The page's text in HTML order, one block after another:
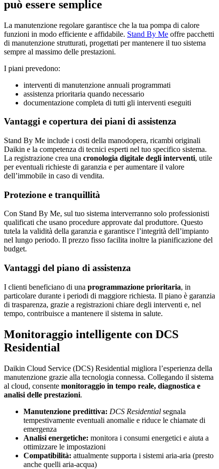
può essere semplice
La manutenzione regolare garantisce che la tua pompa di calore
funzioni in modo efficiente e affidabile. Stand By Me offre pacchetti
di manutenzione strutturati, progettati per mantenere il tuo sistema
sempre al massimo delle prestazioni.
I piani prevedono:
interventi di manutenzione annuali programmati
assistenza prioritaria quando necessario
documentazione completa di tutti gli interventi eseguiti
Vantaggi e copertura dei piani di assistenza
Stand By Me include i costi della manodopera, ricambi originali
Daikin e la competenza di tecnici esperti nel tuo specifico sistema.
La registrazione crea una cronologia digitale degli interventi, utile
per eventuali richieste di garanzia e per aumentare il valore
dell’immobile in caso di vendita.
Protezione e tranquillità
Con Stand By Me, sul tuo sistema interverranno solo professionisti
qualificati che usano procedure approvate dal produttore. Questo
tutela la validità della garanzia e garantisce l’integrità dell’impianto
nel lungo periodo. Il prezzo fisso facilita inoltre la pianificazione del
budget.
Vantaggi del piano di assistenza
I clienti beneficiano di una programmazione prioritaria, in
particolare durante i periodi di maggiore richiesta. Il piano è garanzia
di trasparenza, grazie a registrazioni chiare degli interventi e, nel
tempo, contribuisce a mantenere il sistema in salute.
Monitoraggio intelligente con DCS
Residential
Daikin Cloud Service (DCS) Residential migliora l’esperienza della
manutenzione grazie alla tecnologia connessa. Collegando il sistema
al cloud, consente monitoraggio in tempo reale, diagnostica e
analisi delle prestazioni.
Manutenzione predittiva: DCS Residential segnala
tempestivamente eventuali anomalie e riduce le chiamate di
emergenza
Analisi energetiche: monitora i consumi energetici e aiuta a
ottimizzare le impostazioni
Compatibilità: attualmente supporta i sistemi aria-aria (presto
anche quelli aria-acqua)